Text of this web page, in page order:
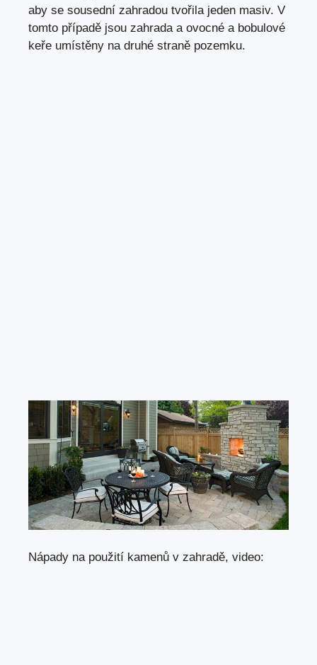
aby se sousední zahradou tvořila jeden masiv. V
tomto případě jsou zahrada a ovocné a bobulové
keře umístěny na druhé straně pozemku.
Nápady na použití kamenů v zahradě, video: